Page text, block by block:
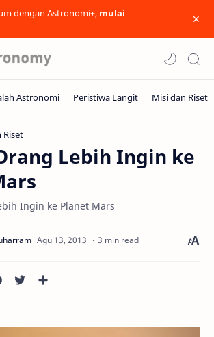
dengan Astronomi+, mulai
Riset
Lebih Ingin ke
Ingin ke Planet Mars
3 min read